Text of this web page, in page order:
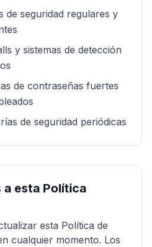
de seguridad regulares y
y sistemas de detección
de contraseñas fuertes
de seguridad periódicas
a esta Política
esta Política de
cualquier momento. Los